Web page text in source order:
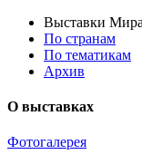
Выставки Мира
По странам
По тематикам
Архив
О выставках
Фотогалерея